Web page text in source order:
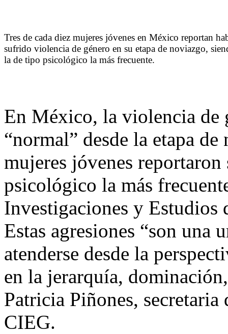
Tres de cada diez mujeres jóvenes en México reportan
sufrido violencia de género en su etapa de noviazgo,
la de tipo psicológico la más frecuente.
En México, la violencia de
“normal” desde la etapa
mujeres jóvenes
psicológico la más
Investigaciones y
Estas agresiones “son una
atenderse desde la
en la jerarquía,
Patricia Piñones,
CIEG.